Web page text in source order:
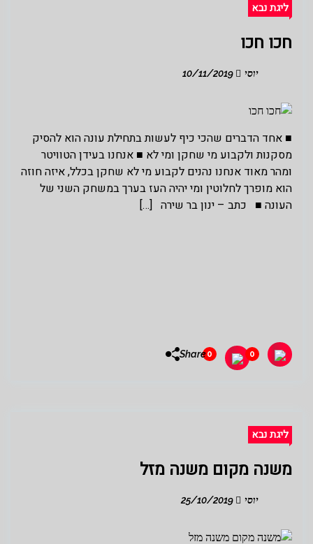
ליגת נבא
חכו חכו
יוסי
■ אחד הדברים שהכי כיף לעשות בתחילת עונה הוא להסיק
מסקנות ולקבוע מי שחקן ומי לא ■ אנחנו בעידן הטוויטר
ומהר מאוד אנחנו נהנים לקבוע מי לא שחקן בכלל, איזה חוזה
הוא מופרך לחלוטין ומי יהיה העז בערך במשחק השני של
העונה ■ כתב – ינון בר שירה […]
0
0
Share
ליגת נבא
משנה מקום משנה מזל
יוסי